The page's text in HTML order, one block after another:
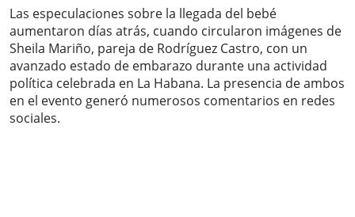
Las especulaciones sobre la llegada del bebé
aumentaron días atrás, cuando circularon imágenes de
Sheila Mariño, pareja de Rodríguez Castro, con un
avanzado estado de embarazo durante una actividad
política celebrada en La Habana. La presencia de ambos
en el evento generó numerosos comentarios en redes
sociales.